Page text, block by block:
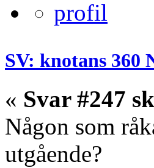
SV: knotans 360
« Svar #247
Någon som
utgående?